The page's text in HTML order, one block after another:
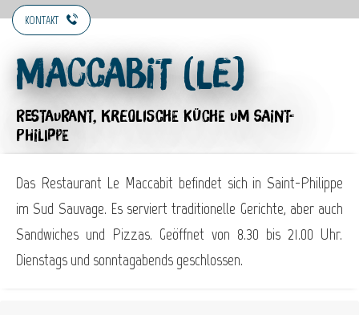
KONTAKT
Maccabit (Le)
RESTAURANT, KREOLISCHE KÜCHE UM SAINT-
PHILIPPE
Das Restaurant Le Maccabit befindet sich in Saint-Philippe
im Sud Sauvage. Es serviert traditionelle Gerichte, aber auch
Sandwiches und Pizzas. Geöffnet von 8.30 bis 21.00 Uhr.
Dienstags und sonntagabends geschlossen.